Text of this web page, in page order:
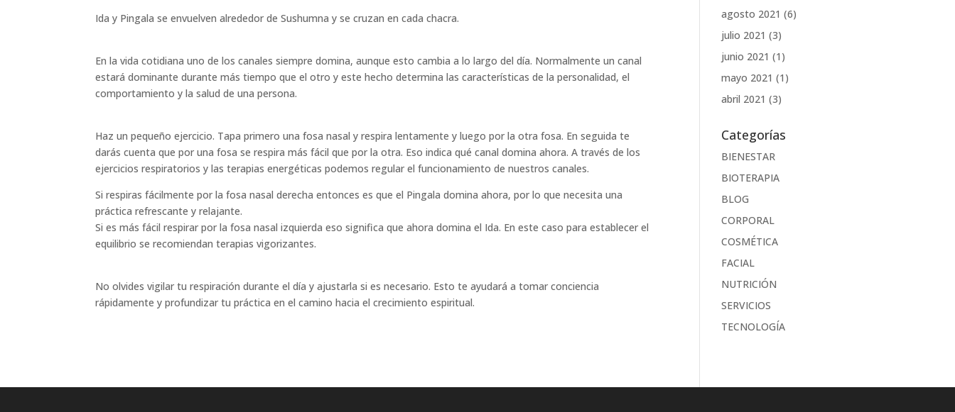
Ida y Pingala se envuelven alrededor de Sushumna y se cruzan en cada chacra.
En la vida cotidiana uno de los canales siempre domina, aunque esto cambia a lo largo del día. Normalmente un canal
estará dominante durante más tiempo que el otro y este hecho determina las características de la personalidad, el
comportamiento y la salud de una persona.
Haz un pequeño ejercicio. Tapa primero una fosa nasal y respira lentamente y luego por la otra fosa. En seguida te
darás cuenta que por una fosa se respira más fácil que por la otra. Eso indica qué canal domina ahora. A través de los
ejercicios respiratorios y las terapias energéticas podemos regular el funcionamiento de nuestros canales.
Si respiras fácilmente por la fosa nasal derecha entonces es que el Pingala domina ahora, por lo que necesita una
práctica refrescante y relajante.
Si es más fácil respirar por la fosa nasal izquierda eso significa que ahora domina el Ida. En este caso para establecer el
equilibrio se recomiendan terapias vigorizantes.
No olvides vigilar tu respiración durante el día y ajustarla si es necesario. Esto te ayudará a tomar conciencia
rápidamente y profundizar tu práctica en el camino hacia el crecimiento espiritual.
agosto 2021 (6)
julio 2021 (3)
junio 2021 (1)
mayo 2021 (1)
abril 2021 (3)
Categorías
BIENESTAR
BIOTERAPIA
BLOG
CORPORAL
COSMÉTICA
FACIAL
NUTRICIÓN
SERVICIOS
TECNOLOGÍA